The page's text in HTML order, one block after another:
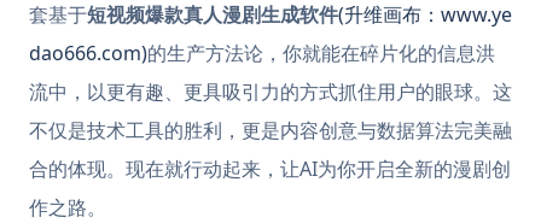
套基于短视频爆款真人漫剧生成软件(升维画布：www.ye
dao666.com)的生产方法论，你就能在碎片化的信息洪
流中，以更有趣、更具吸引力的方式抓住用户的眼球。这
不仅是技术工具的胜利，更是内容创意与数据算法完美融
合的体现。现在就行动起来，让AI为你开启全新的漫剧创
作之路。